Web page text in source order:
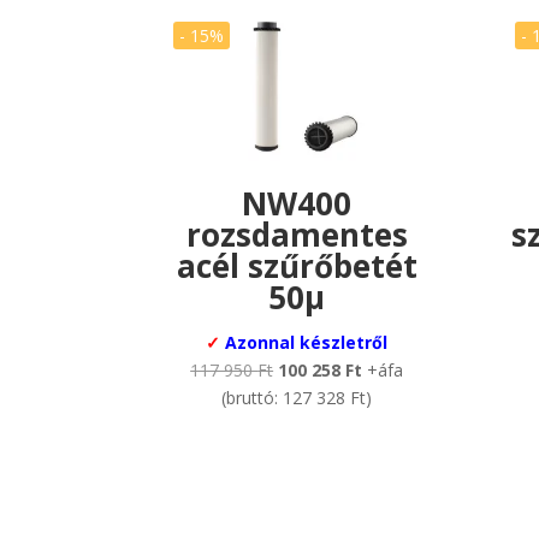
- 15%
NW400
rozsdamentes
acél szűrőbetét
50µ
✓ Azonnal készletről
117 950Ft Original
price
100 258 Ft Current
price
+áfa
(bruttó: 127 328 Ft)
-